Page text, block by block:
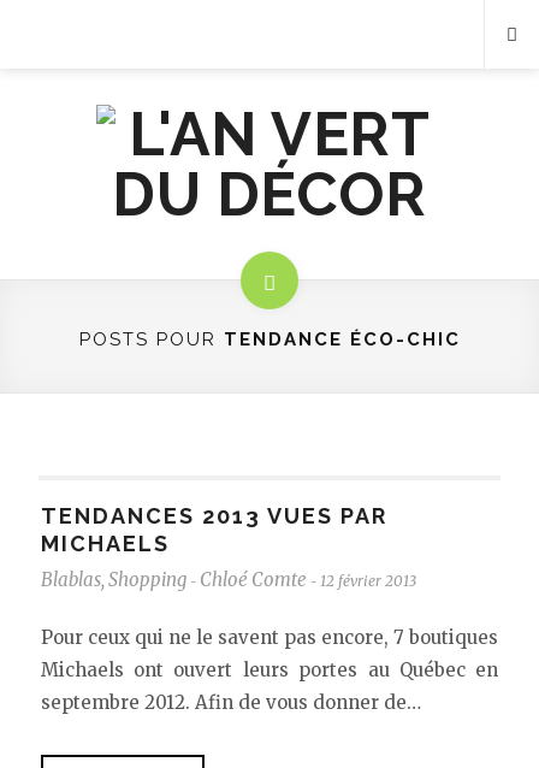
POSTS POUR TENDANCE ÉCO-CHIC
TENDANCES 2013 VUES PAR
MICHAELS
Blablas, Shopping - Chloé Comte - 12 février 2013
Pour ceux qui ne le savent pas encore, 7 boutiques
Michaels ont ouvert leurs portes au Québec en
septembre 2012. Afin de vous donner de…